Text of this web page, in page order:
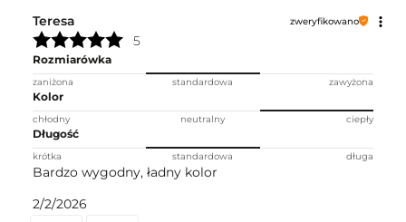
Teresa zweryfikowano
5
Rozmiarówka
zaniżona standardowa zawyżona
Kolor
chłodny neutralny ciepły
Długość
krótka standardowa długa
Bardzo wygodny, ładny kolor
2/2/2026